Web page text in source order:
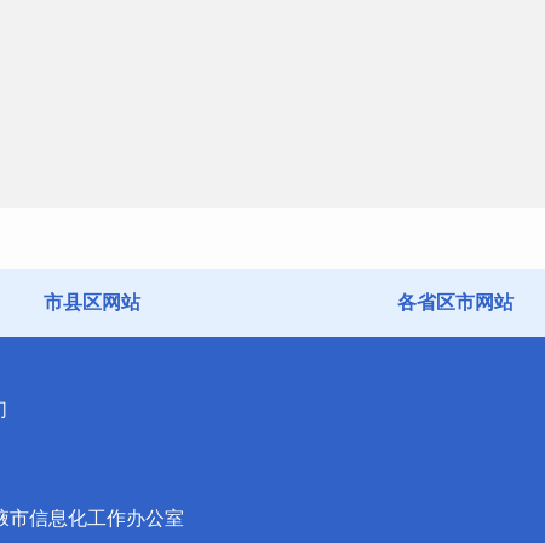
市县区网站 各省区市网站
市信息化工作办公室